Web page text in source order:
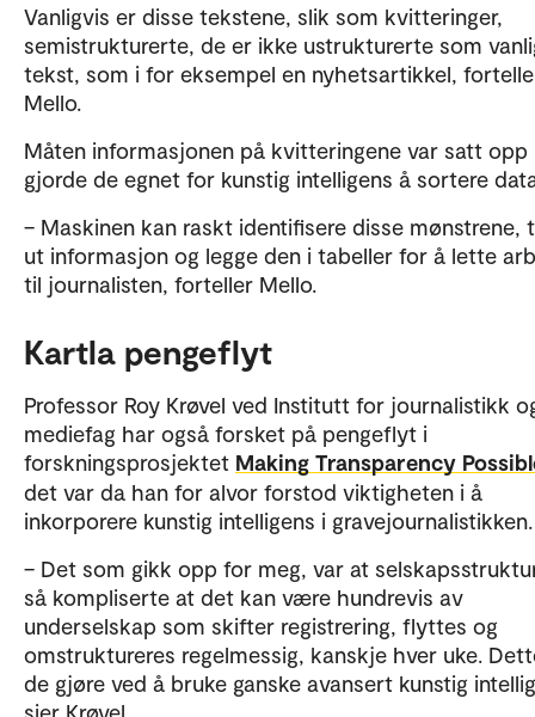
Vanligvis er disse tekstene, slik som kvitteringer,
semistrukturerte, de er ikke ustrukturerte som
tekst, som i for eksempel en nyhetsartikkel,
Mello.
Måten informasjonen på kvitteringene var satt opp
gjorde de egnet for kunstig intelligens å sortere
– Maskinen kan raskt identifisere disse mønstrene,
ut informasjon og legge den i tabeller for å lette
til journalisten, forteller Mello.
Kartla pengeflyt
Professor Roy Krøvel ved Institutt for journalistikk
mediefag har også forsket på pengeflyt i
forskningsprosjektet Making Transparency
det var da han for alvor forstod viktigheten i å
inkorporere kunstig intelligens i
– Det som gikk opp for meg, var at
så kompliserte at det kan være hundrevis av
underselskap som skifter registrering, flyttes og
omstruktureres regelmessig, kanskje hver uke.
de gjøre ved å bruke ganske avansert kunstig
sier Krøvel.